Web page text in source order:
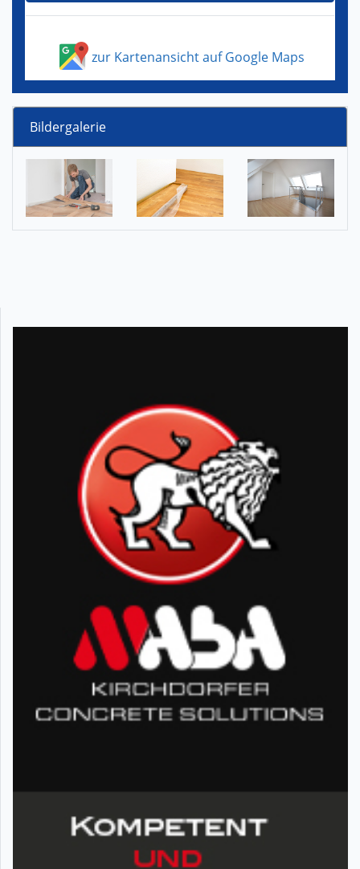
zur Kartenansicht auf Google Maps
Bildergalerie